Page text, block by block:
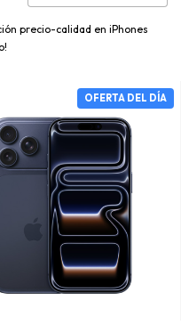
precio-calidad en iPhones